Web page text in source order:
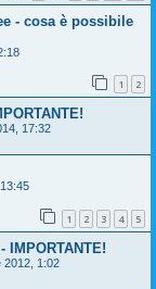
- cosa è possibile
1 2
17:32
1 2 3 4 5
2012, 1:02